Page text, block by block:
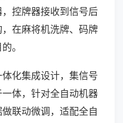
控牌器接收到信号后
在麻将机洗牌、码牌
。
化集成设计，集信号
体，针对全自动机器
联动微调，适配全自